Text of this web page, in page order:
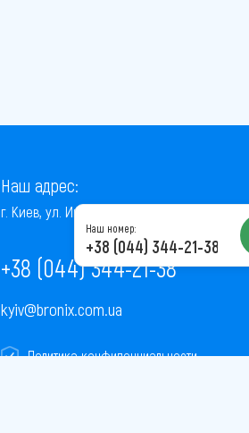
Наш адрес:
г. Киев, ул. Институтская, 22/7, оф. 41
+38 (044) 344-21-38
kyiv@bronix.com.ua
Политика конфиденциальности
Наш номер:
+38 (044) 344-21-38